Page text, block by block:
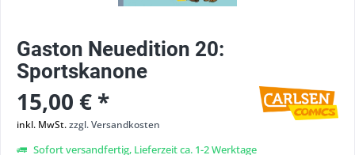
Gaston Neuedition 20:
Sportskanone
15,00 € *
inkl. MwSt.zzgl. Versandkosten
Sofort versandfertig, Lieferzeit ca. 1-2 Werktage